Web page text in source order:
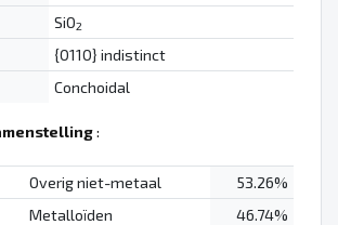
SiO2
{0110} indistinct
Conchoidal
:
Overig niet-metaal
53.26%
Metalloïden
46.74%